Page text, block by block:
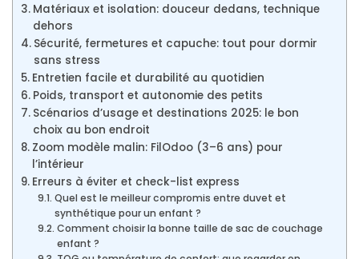
Matériaux et isolation: douceur dedans, technique
dehors
Sécurité, fermetures et capuche: tout pour dormir
sans stress
Entretien facile et durabilité au quotidien
Poids, transport et autonomie des petits
Scénarios d’usage et destinations 2025: le bon
choix au bon endroit
Zoom modèle malin: FilOdoo (3–6 ans) pour
l’intérieur
Erreurs à éviter et check-list express
Quel est le meilleur compromis entre duvet et
synthétique pour un enfant ?
Comment choisir la bonne taille de sac de couchage
enfant ?